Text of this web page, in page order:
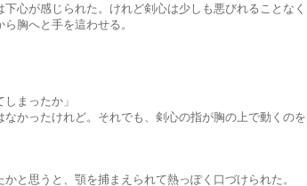
れた。けれど剣心は少しも悪びれることなく「あ
と手を這わせる。
ったか」
ど。それでも、剣心の指が胸の上で動くのを感じ
、顎を捕まえられて熱っぽく口づけられた。